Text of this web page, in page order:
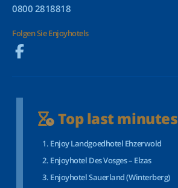
0800 2818818
Folgen Sie Enjoyhotels
Top last minutes
Enjoy Landgoedhotel Ehzerwold
Enjoyhotel Des Vosges – Elzas
Enjoyhotel Sauerland (Winterberg)